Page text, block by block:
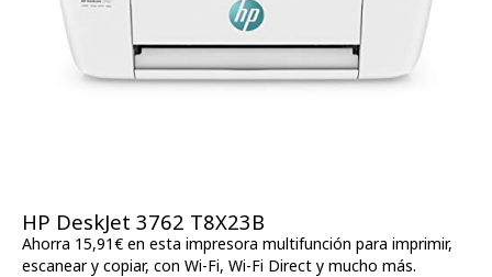
HP DeskJet 3762 T8X23B
Ahorra 15,91€ en esta impresora multifunción para imprimir,
escanear y copiar, con Wi-Fi, Wi-Fi Direct y mucho más.